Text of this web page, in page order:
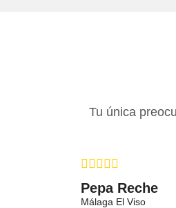
Tu única
Pepa Reche
Málaga El Viso